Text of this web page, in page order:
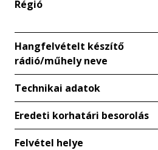
Régió
Hangfelvételt készítő
rádió/műhely neve
Technikai adatok
Eredeti korhatári besorolás
Felvétel helye